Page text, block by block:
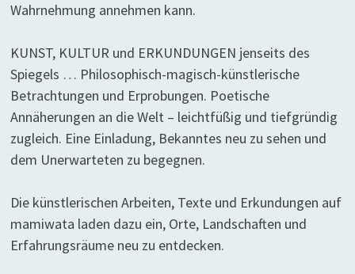
Wahrnehmung annehmen kann.
KUNST, KULTUR und ERKUNDUNGEN jenseits des
Spiegels … Philosophisch-magisch-künstlerische
Betrachtungen und Erprobungen. Poetische
Annäherungen an die Welt – leichtfüßig und tiefgründig
zugleich. Eine Einladung, Bekanntes neu zu sehen und
dem Unerwarteten zu begegnen.
Die künstlerischen Arbeiten, Texte und Erkundungen auf
mamiwata laden dazu ein, Orte, Landschaften und
Erfahrungsräume neu zu entdecken.